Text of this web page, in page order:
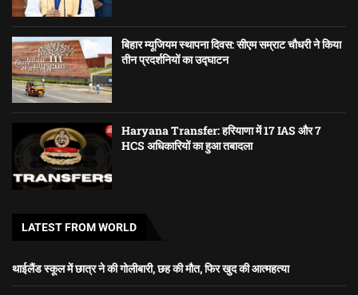
बिहार म्यूजियम स्थापना दिवस: सीएम सम्राट चौधरी ने किया
तीन प्रदर्शनियों का उद्घाटन
Haryana Transfer: हरियाणा में 17 IAS और 7
HCS अधिकारियों का हुआ तबादला
LATEST FROM WORLD
थाईलैंड स्कूल में छात्र ने की गोलीबारी, छह की मौत, फिर खुद की आत्महत्या